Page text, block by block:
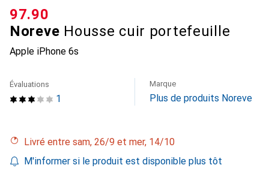
Noreve Housse cuir portefeuille
Apple iPhone 6s
CHF
97.90
1
Évaluations Marque
Plus de produits Noreve
Livré entre sam, 26/9 et mer, 14/10
M'informer si le produit est disponible plus tôt